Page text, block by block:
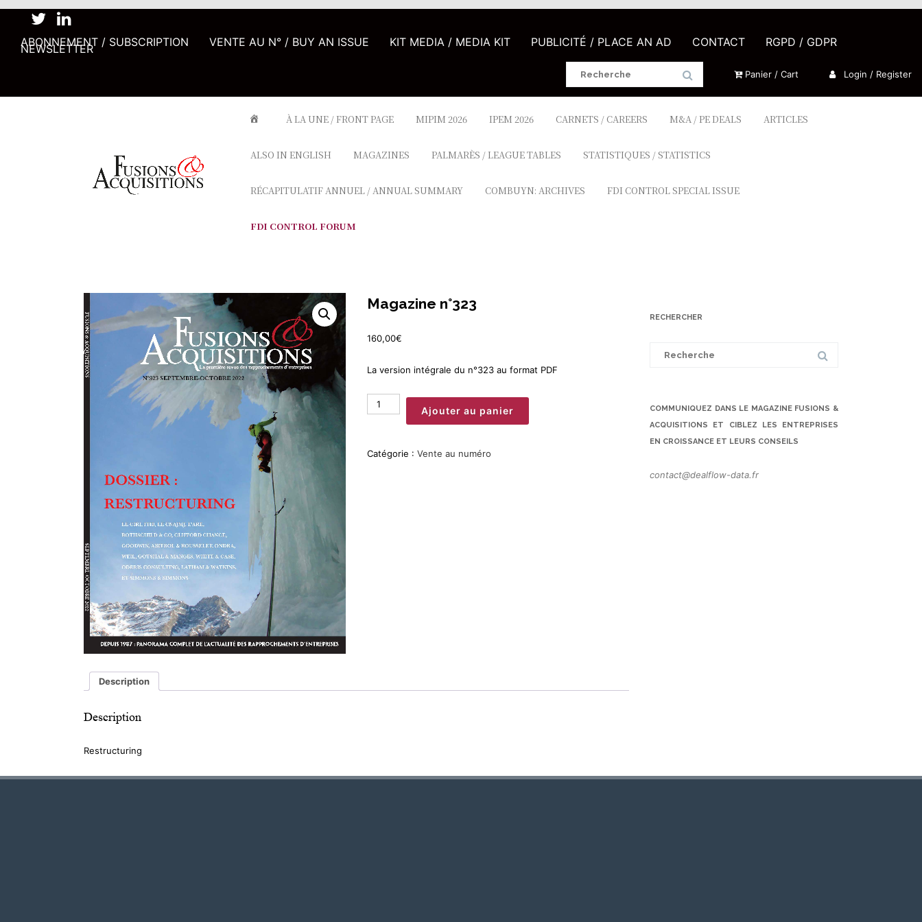
ABONNEMENT / SUBSCRIPTION VENTE AU N° / BUY AN ISSUE KIT MEDIA / MEDIA KIT PUBLICITÉ / PLACE AN AD CONTACT RGPD / GDPR
NEWSLETTER
Search
Panier / Cart Login / Register
À LA UNE / FRONT PAGE MIPIM 2026 IPEM 2026 CARNETS / CAREERS M&A / PE DEALS ARTICLES
ALSO IN ENGLISH MAGAZINES PALMARÈS / LEAGUE TABLES STATISTIQUES / STATISTICS
RÉCAPITULATIF ANNUEL / ANNUAL SUMMARY COMBUYN: ARCHIVES FDI CONTROL SPECIAL ISSUE
FDI CONTROL FORUM
Magazine n°323
160,00€
La version intégrale du n°323 au format PDF
quantité
de
Ajouter au panier
Catégorie :Vente au numéro
Description
Description
Restructuring
RECHERCHER
COMMUNIQUEZ DANS LE MAGAZINE FUSIONS &
ACQUISITIONS ET CIBLEZ LES ENTREPRISES
EN CROISSANCE ET LEURS CONSEILS
contact@dealflow-data.fr